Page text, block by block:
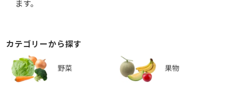
ます。
カテゴリーから探す